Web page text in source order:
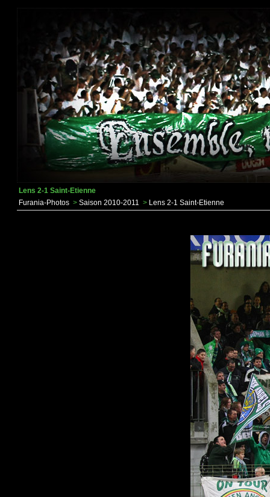
Lens 2-1 Saint-Etienne
Furania-Photos > Saison 2010-2011 > Lens 2-1 Saint-Etienne